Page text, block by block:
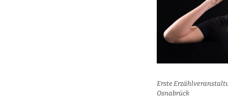
Erste
Osnabrück